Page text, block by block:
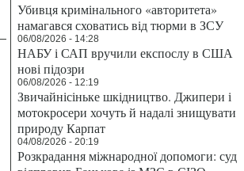
Убивця кримінального «авторитета»
намагався сховатись від тюрми в ЗСУ
06/08/2026 - 14:28
НАБУ і САП вручили експослу в США
нові підозри
06/08/2026 - 12:19
Звичайнісіньке шкідництво. Джипери і
мотокросери хочуть й надалі знищувати
природу Карпат
04/08/2026 - 20:19
Розкрадання міжнародної допомоги: суд